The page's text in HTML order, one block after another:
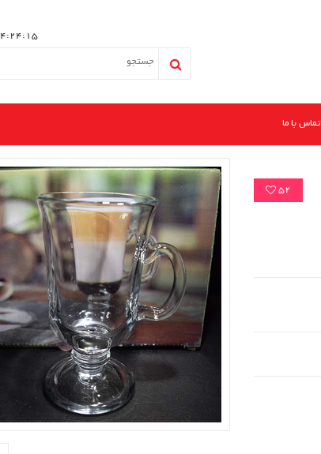
4:24:16
تماس با ما
52